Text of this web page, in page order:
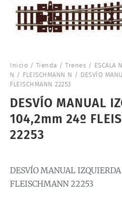
Inicio / Tienda / Trenes / ESCALA
N / FLEISCHMANN N / DESVÍO
FLEISCHMANN 22253
DESVÍO MANUAL
104,2mm 24º
22253
DESVÍO MANUAL
FLEISCHMANN 22253